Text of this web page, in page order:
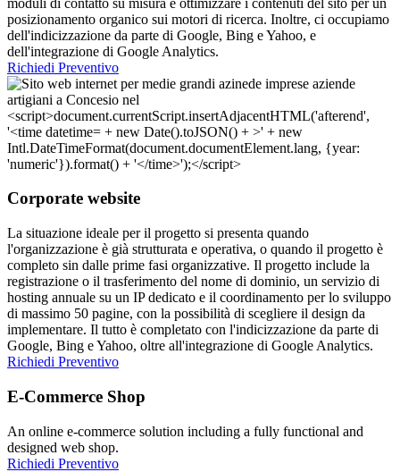
posizionamento organico sui motori di ricerca. Inoltre, ci occupiamo
dell'indicizzazione da parte di Google, Bing e Yahoo, e
dell'integrazione di Google Analytics.
Richiedi Preventivo
Corporate website
La situazione ideale per il progetto si presenta quando
l'organizzazione è già strutturata e operativa, o quando il progetto è
completo sin dalle prime fasi organizzative. Il progetto include la
registrazione o il trasferimento del nome di dominio, un servizio di
hosting annuale su un IP dedicato e il coordinamento per lo sviluppo
di massimo 50 pagine, con la possibilità di scegliere il design da
implementare. Il tutto è completato con l'indicizzazione da parte di
Google, Bing e Yahoo, oltre all'integrazione di Google Analytics.
Richiedi Preventivo
E-Commerce Shop
An online e-commerce solution including a fully functional and
designed web shop.
Richiedi Preventivo